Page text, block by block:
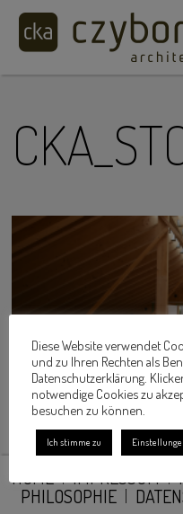
HOME IMPRESSUM
PHILOSOPHIE
Diese Website verwendet
und zu Ihren Rechten als
Datenschutzerklärung.
notwendige Cookies zu
besuchen zu können.
Ich stimme zu